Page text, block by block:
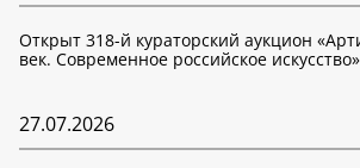
Открыт 318-й кураторский аукцион
век. Современное российское искусство»
27.07.2026